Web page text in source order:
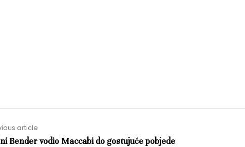
article
Bender vodio Maccabi do gostujuće pobjede